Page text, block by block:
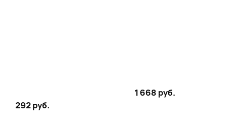
292 руб.
1 668 руб.